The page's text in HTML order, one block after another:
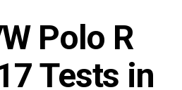
Polo R
Tests in